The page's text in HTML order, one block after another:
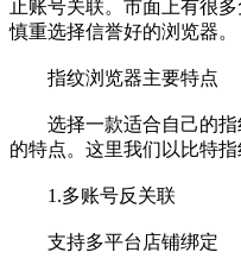
止账号关联。市面上有很
慎重选择信誉好的浏览器。
指纹浏览器主要特点
选择一款适合自己的指
的特点。这里我们以比特指
1.多账号反关联
支持多平台店铺绑定